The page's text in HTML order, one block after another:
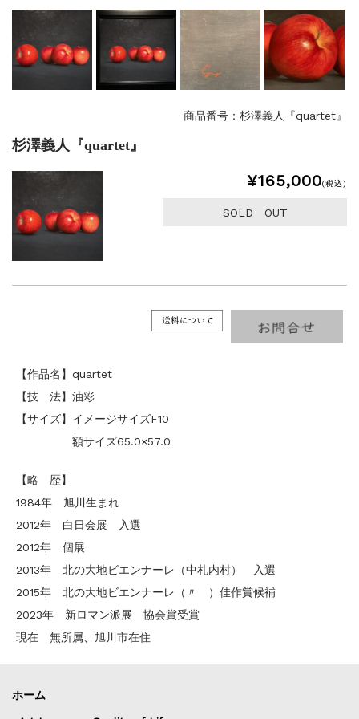
商品番号：杉澤義人『quartet』
杉澤義人『quartet』
¥165,000(税込)
SOLD OUT
【作品名】quartet
【技 法】油彩
【サイズ】イメージサイズF10
額サイズ65.0×57.0
【略 歴】
1984年 旭川生まれ
2012年 白日会展 入選
2012年 個展
2013年 北の大地ビエンナーレ（中札内村） 入選
2015年 北の大地ビエンナーレ（〃 ）佳作賞候補
2023年 新ロマン派展 協会賞受賞
現在 無所属、旭川市在住
ホーム